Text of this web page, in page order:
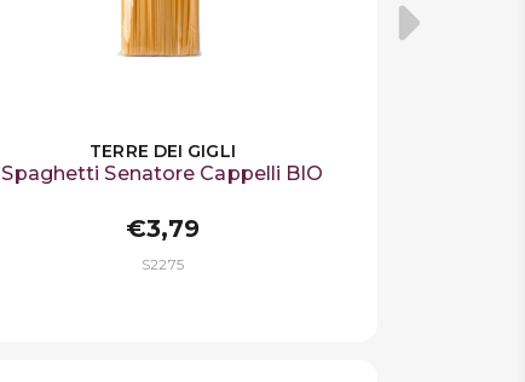
TERRE DEI GIGLI
Spaghetti Senatore Cappelli BIO
€3,79
S2275